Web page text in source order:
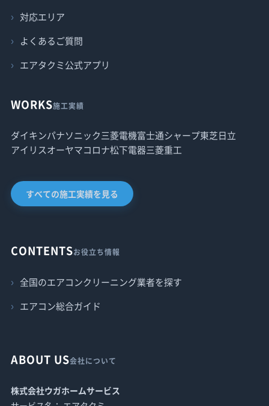
対応エリア
よくあるご質問
エアタクミ公式アプリ
WORKS施工実績
ダイキンパナソニック三菱電機富士通シャープ東芝日立
アイリスオーヤマコロナ松下電器三菱重工
すべての施工実績を見る
CONTENTSお役立ち情報
全国のエアコンクリーニング業者を探す
エアコン総合ガイド
ABOUT US会社について
株式会社ウガホームサービス